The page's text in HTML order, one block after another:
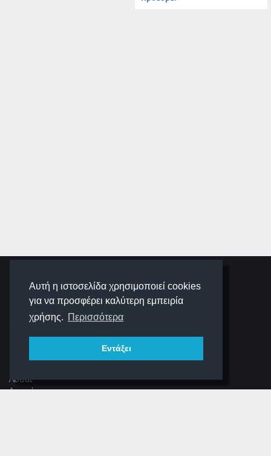
Αυτή η ιστοσελίδα χρησιμοποιεί cookies
για να προσφέρει καλύτερη εμπειρία
χρήσης. Περισσότερα
Εντάξει
SCHOOLIGANS
SCHOOLWAVE
ΠΛΟΉΓΗΣΗ
About
Αρχική